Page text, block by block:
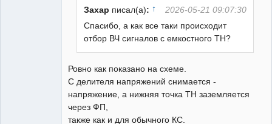
Захар писал(а): ↑
2026-05-21 09:07:30
Спасибо, а как все таки происходит
отбор ВЧ сигналов с емкостного ТН?
Ровно как показано на схеме.
С делителя напряжений снимается -
напряжение, а нижняя точка ТН заземляется
через ФП,
также как и для обычного КС.